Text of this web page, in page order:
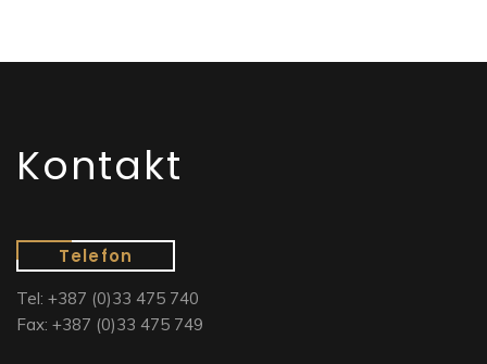
Kontakt
Telefon
Tel: +387 (0)33 475 740
Fax: +387 (0)33 475 749